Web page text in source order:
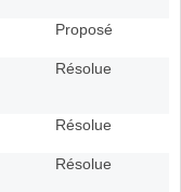
Proposé
Résolue
Résolue
Résolue